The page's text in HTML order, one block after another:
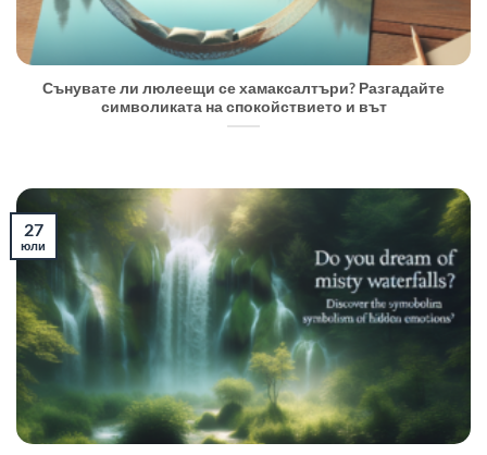
Сънувате ли люлеещи се хамаксалтъри? Разгадайте
символиката на спокойствието и вът
27
юли